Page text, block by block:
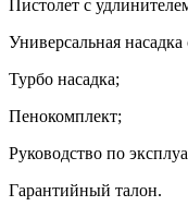
Пистолет с
Универсальная
Турбо насадка;
Пенокомплект;
Руководство по
Гарантийный талон.